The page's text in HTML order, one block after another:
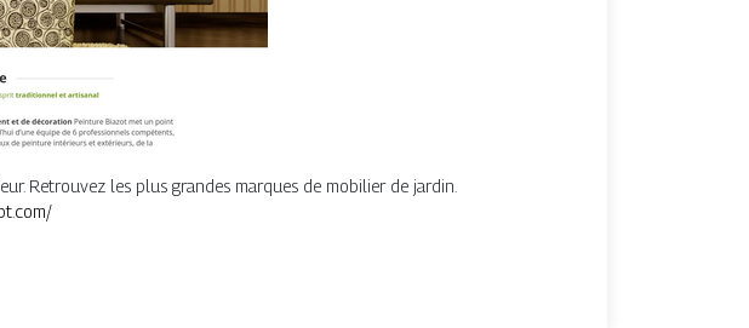
Retrouvez les plus grandes marques de mobilier de jardin.